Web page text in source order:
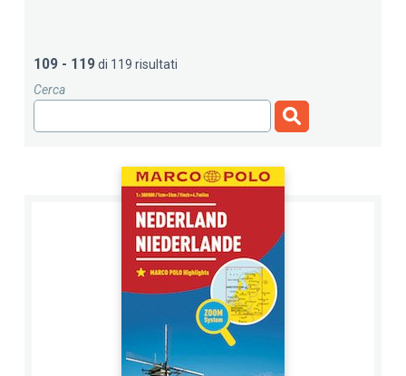
109 - 119di 119 risultati
Cerca